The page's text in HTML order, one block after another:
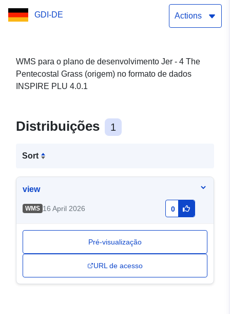
GDI-DE Actions
WMS para o plano de desenvolvimento Jer - 4 The
Pentecostal Grass (origem) no formato de dados
INSPIRE PLU 4.0.1
Distribuições 1
Sort
view
WMS 16 April 2026 0
Pré-visualização
URL de acesso